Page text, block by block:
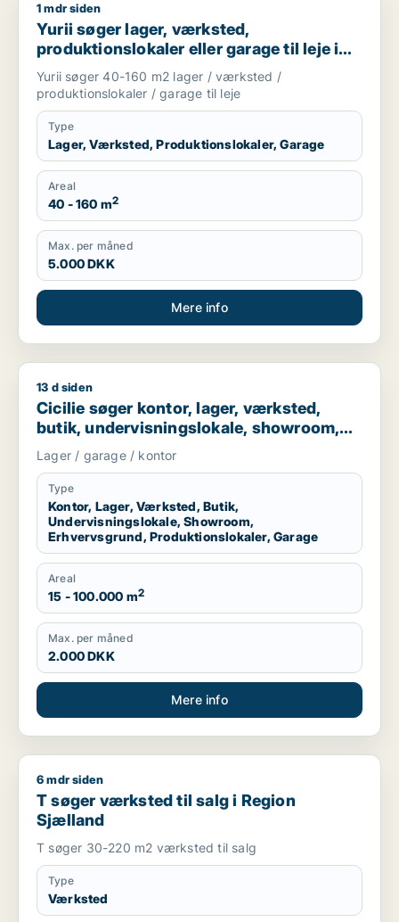
Yurii søger lager, værksted, produktionslokaler eller garage
1 mdr siden
Yurii søger lager, værksted,
produktionslokaler eller garage til leje i
Region Sjælland
Yurii søger 40-160 m2 lager / værksted /
produktionslokaler / garage til leje
Type
Lager, Værksted, Produktionslokaler, Garage
Areal
40 - 160 m2
Max. per måned
5.000 DKK
Mere info
Cicilie søger kontor, lager, værksted, butik,
13 d siden
Cicilie søger kontor, lager, værksted,
butik, undervisningslokale, showroom,
erhvervsgrund, produktionslokaler eller
garage til leje i Region Sjælland eller
Nordsjælland
Lager / garage / kontor
Type
Kontor, Lager, Værksted, Butik,
Undervisningslokale, Showroom,
Erhvervsgrund, Produktionslokaler, Garage
Areal
15 - 100.000 m2
Max. per måned
2.000 DKK
Mere info
T søger værksted til salg i Region Sjælland
6 mdr siden
T søger værksted til salg i Region
Sjælland
T søger 30-220 m2 værksted til salg
Type
Værksted